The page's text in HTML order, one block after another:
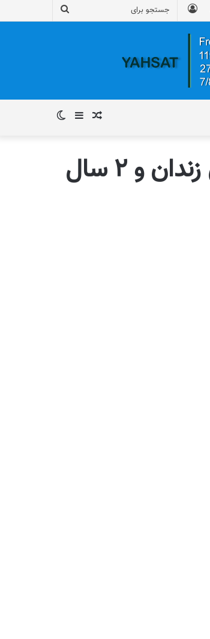
سایدبار نوشته
زوج آذربایجانی هرکدام به ۲ سال زندان و ۲ سال